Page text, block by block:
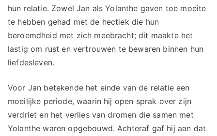
hun relatie. Zowel Jan als Yolanthe gaven toe moeite
te hebben gehad met de hectiek die hun
beroemdheid met zich meebracht; dit maakte het
lastig om rust en vertrouwen te bewaren binnen hun
liefdesleven.
Voor Jan betekende het einde van de relatie een
moeilijke periode, waarin hij open sprak over zijn
verdriet en het verlies van dromen die samen met
Yolanthe waren opgebouwd. Achteraf gaf hij aan dat